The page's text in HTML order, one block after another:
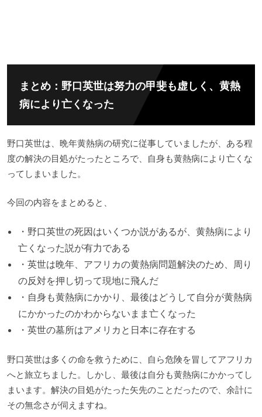
まとめ：野口英世は努力の甲斐も虚しく、黄熱
病により亡くなった
野口英世は、晩年黄熱病の研究に従事していましたが、ある程
度の解決の目処がたったところで、自身も黄熱病により亡くな
ってしまいました。
今回の内容をまとめると、
・野口英世の死因はいくつか説があるが、黄熱病により
亡くなった説が有力である
・英世は晩年、アフリカの黄熱病問題解決のため、周り
の反対を押し切って現地に飛んだ
・自身も黄熱病にかかり、最後はどうして自分が黄熱病
にかかったのかわからないまま亡くなった
・英世の墓所はアメリカと日本に存在する
野口英世は多くの命を救うために、自ら危険を冒してアフリカ
へと旅立ちました。しかし、最後は自分も黄熱病にかかってし
まいます。解決の目処がたった矢先のことだったので、余計に
その無念さが伺えますね。